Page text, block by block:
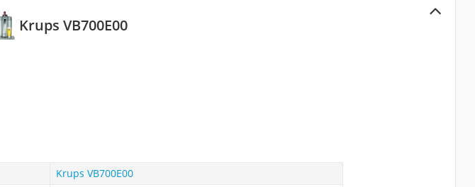
Krups VB700E00
Krups VB700E00